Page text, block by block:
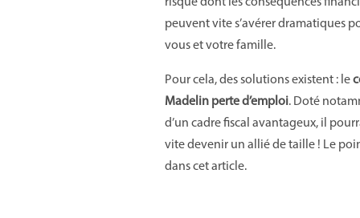
risque dont les conséquences
peuvent vite s’avérer dramatiques
vous et votre famille.
Pour cela, des solutions existent : le
Madelin perte d’emploi. Doté
d’un cadre fiscal avantageux, il
vite devenir un allié de taille ! Le
dans cet article.